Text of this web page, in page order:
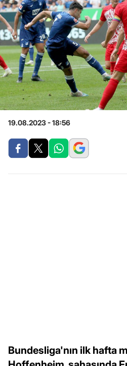
19.08.2023 - 18:56
Bundesliga'nın ilk hafta